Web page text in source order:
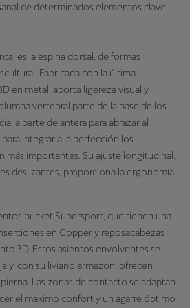
de determinados elementos clave
es la espina dorsal, de formas
Fabricada con la última
en metal, aporta ligereza visual y
vertebral parte de la base de los
la parte delantera para abrazar al
integrar a la perfección los
importantes. Su ajuste longitudinal,
deslizantes, proporciona la ergonomía
bucket Supersport, que tienen una
en Copper y reposacabezas
3D. Estos asientos envolventes se
y, con su liviano armazón, ofrecen
Las zonas de contacto se adaptan
el máximo confort y un agarre óptimo